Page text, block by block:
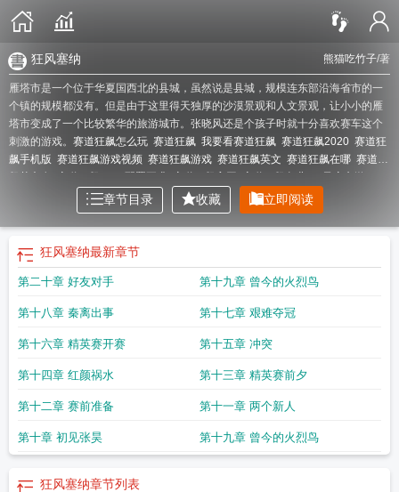
熊猫吃竹子/著
狂风塞纳
雁塔市是一个位于华夏国西北的县城，虽然说是县城，规模连东部沿海省市的一
个镇的规模都没有。但是由于这里得天独厚的沙漠景观和人文景观，让小小的雁
塔市变成了一个比较繁华的旅游城市。张晓风还是个孩子时就十分喜欢赛车这个
刺激的游戏。 赛道狂飙怎么玩 赛道狂飙 我要看赛道狂飙 赛道狂飙2020 赛道狂
飙手机版 赛道狂飙游戏视频 赛道狂飙游戏 赛道狂飙英文 赛道狂飙在哪 赛道狂
赛道狂飙在哪个平台赛道狂飙是免费的吗 赛道狂飙怎么操作
赛道狂飙2020中国赛道狂飙哪个版本好玩 疯狂赛车赛道狂飙之峡谷
狂飙二赛道狂飙重制版赛道狂飙steam风狂赛车赛道狂飙峡谷赛道狂飙好玩
吗狂风塞纳赛道狂飙游戏手机版
道狂飙ds赛道狂飙2手机版
章节目录 收藏 立即阅读
狂风塞纳最新章节
第二十章 好友对手 第十九章 曾今的火烈鸟
第十八章 秦离出事 第十七章 艰难夺冠
第十六章 精英赛开赛 第十五章 冲突
第十四章 红颜祸水 第十三章 精英赛前夕
第十二章 赛前准备 第十一章 两个新人
第十章 初见张昊 第十九章 曾今的火烈鸟
狂风塞纳章节列表